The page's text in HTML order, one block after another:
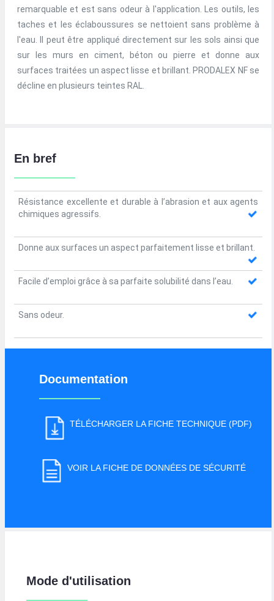
remarquable et est sans odeur à l'application. Les outils, les
taches et les éclaboussures se nettoient sans problème à
l'eau. Il peut être appliqué directement sur les sols ainsi que
sur les murs en ciment, béton ou pierre et donne aux
surfaces traitées un aspect lisse et brillant. PRODALEX NF se
décline en plusieurs teintes RAL.
En bref
Résistance excellente et durable à l’abrasion et aux agents
chimiques agressifs.
Donne aux surfaces un aspect parfaitement lisse et brillant.
Facile d’emploi grâce à sa parfaite solubilité dans l’eau.
Sans odeur.
Documentation
TÉLÉCHARGER LA FICHE TECHNIQUE (PDF)
VOIR LA FICHE DE DONNÉES DE SÉCURITÉ
Mode d'utilisation